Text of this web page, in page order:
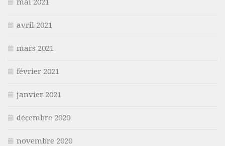
mai 2021
avril 2021
mars 2021
février 2021
janvier 2021
décembre 2020
novembre 2020